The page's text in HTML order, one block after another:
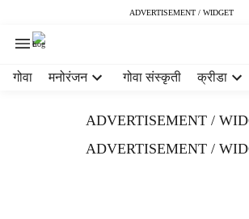
ADVERTISEMENT / WIDGET
गोवा मनोरंजन गोवा संस्कृती क्रीडा
ADVERTISEMENT /
ADVERTISEMENT /